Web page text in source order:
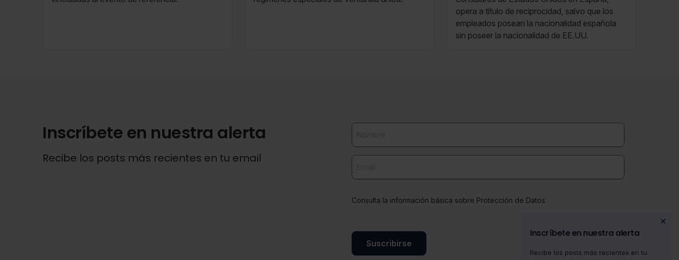
opera a título de reciprocidad, salvo que los
empleados posean la nacionalidad española
sin poseer la nacionalidad de EE.UU.
Inscríbete en nuestra alerta
Recibe los posts más recientes en tu email
Consulta la información básica sobre Protección de Datos
Suscribirse
✕
Inscríbete en nuestra alerta
Recibe los posts más recientes en tu